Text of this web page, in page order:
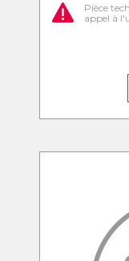
Pièce
appel à